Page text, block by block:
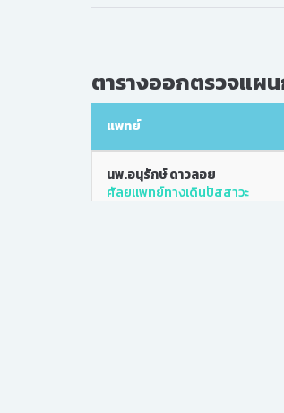
ตารางออกตรวจแผ
แพทย์
นพ.อนุรักษ์ ดาวลอย
ศัลยแพทย์ทางเดินปัสสาวะ